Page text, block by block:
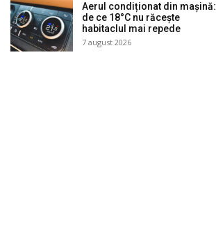
Aerul condiționat din mașină:
de ce 18°C nu răcește
habitaclul mai repede
7 august 2026